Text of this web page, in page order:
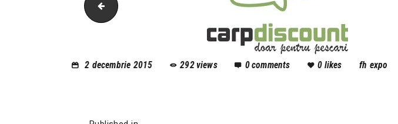
carpdiscountmagazin
2 decembrie 2015 292views 0comments 0 likes fh expo